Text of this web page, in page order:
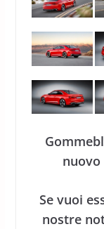
nuovo
Se vuoi
nostre